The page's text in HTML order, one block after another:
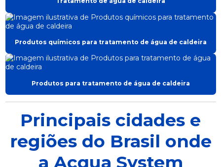
Produtos químicos para tratamento de água de caldeira
Produtos para tratamento de água de caldeira
Principais cidades e
regiões do Brasil onde
a Acqua System